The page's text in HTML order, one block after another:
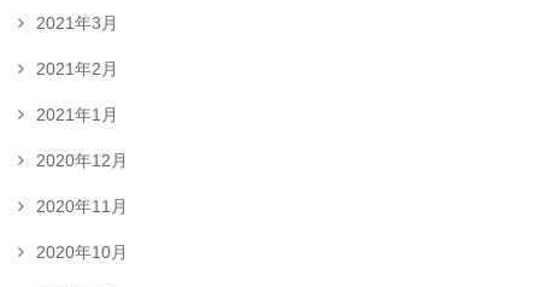
2021年3月
2021年2月
2021年1月
2020年12月
2020年11月
2020年10月